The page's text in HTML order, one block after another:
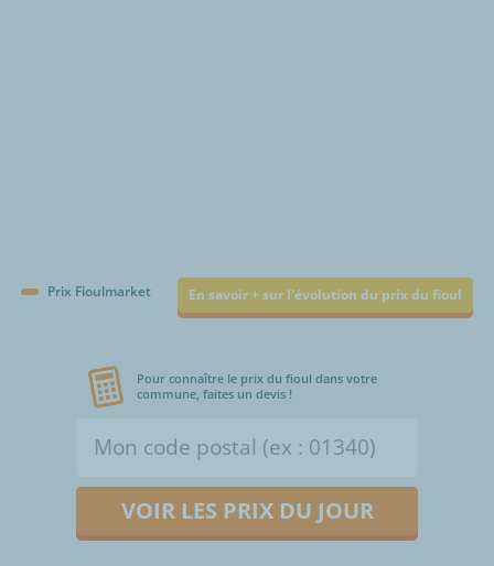
Prix Fioulmarket En savoir + sur l'évolution du prix du fioul
Pour connaître le prix du fioul dans votre
commune, faites un devis !
VOIR LES PRIX DU JOUR